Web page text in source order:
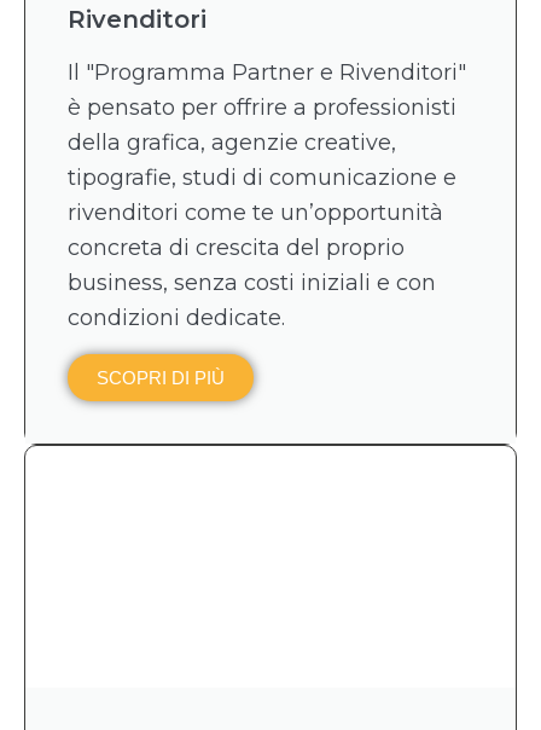
Rivenditori
Il "Programma Partner e Rivenditori"
è pensato per offrire a professionisti
della grafica, agenzie creative,
tipografie, studi di comunicazione e
rivenditori come te un’opportunità
concreta di crescita del proprio
business, senza costi iniziali e con
condizioni dedicate.
SCOPRI DI PIÙ